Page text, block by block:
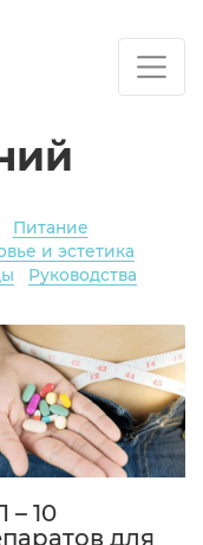
Питание
и эстетика
Руководства
– 10
для